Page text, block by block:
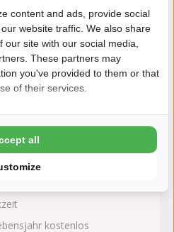
24 Stunden Zeit, kostenlos
mit It Wiid
kostenlos
content and ads, provide social
website traffic. We also share
our site with our social media,
These partners may
you've provided to them or that
of their services.
all